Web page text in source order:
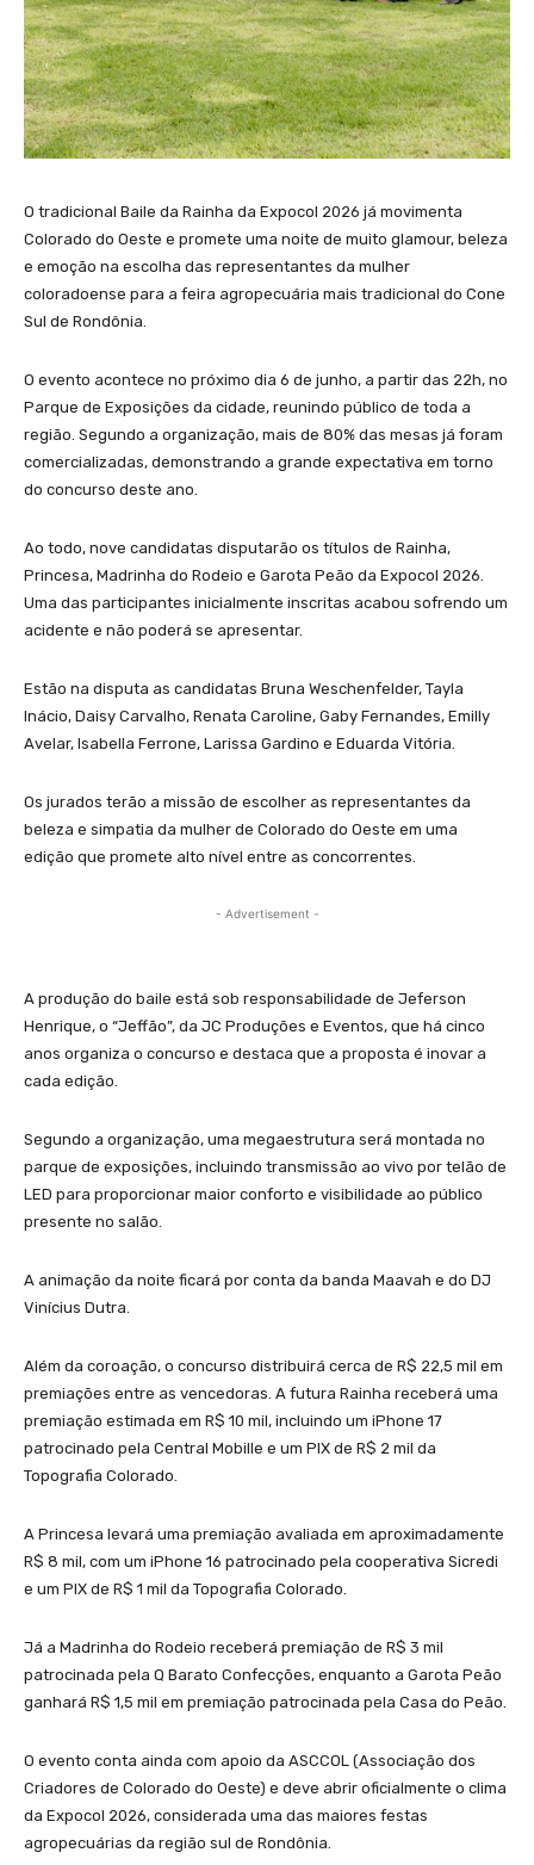
O tradicional Baile da Rainha da Expocol 2026 já movimenta
Colorado do Oeste e promete uma noite de muito glamour, beleza
e emoção na escolha das representantes da mulher
coloradoense para a feira agropecuária mais tradicional do Cone
Sul de Rondônia.
O evento acontece no próximo dia 6 de junho, a partir das 22h, no
Parque de Exposições da cidade, reunindo público de toda a
região. Segundo a organização, mais de 80% das mesas já foram
comercializadas, demonstrando a grande expectativa em torno
do concurso deste ano.
Ao todo, nove candidatas disputarão os títulos de Rainha,
Princesa, Madrinha do Rodeio e Garota Peão da Expocol 2026.
Uma das participantes inicialmente inscritas acabou sofrendo um
acidente e não poderá se apresentar.
Estão na disputa as candidatas Bruna Weschenfelder, Tayla
Inácio, Daisy Carvalho, Renata Caroline, Gaby Fernandes, Emilly
Avelar, Isabella Ferrone, Larissa Gardino e Eduarda Vitória.
Os jurados terão a missão de escolher as representantes da
beleza e simpatia da mulher de Colorado do Oeste em uma
edição que promete alto nível entre as concorrentes.
- Advertisement -
A produção do baile está sob responsabilidade de Jeferson
Henrique, o “Jeffão”, da JC Produções e Eventos, que há cinco
anos organiza o concurso e destaca que a proposta é inovar a
cada edição.
Segundo a organização, uma megaestrutura será montada no
parque de exposições, incluindo transmissão ao vivo por telão de
LED para proporcionar maior conforto e visibilidade ao público
presente no salão.
A animação da noite ficará por conta da banda Maavah e do DJ
Vinícius Dutra.
Além da coroação, o concurso distribuirá cerca de R$ 22,5 mil em
premiações entre as vencedoras. A futura Rainha receberá uma
premiação estimada em R$ 10 mil, incluindo um iPhone 17
patrocinado pela Central Mobille e um PIX de R$ 2 mil da
Topografia Colorado.
A Princesa levará uma premiação avaliada em aproximadamente
R$ 8 mil, com um iPhone 16 patrocinado pela cooperativa Sicredi
e um PIX de R$ 1 mil da Topografia Colorado.
Já a Madrinha do Rodeio receberá premiação de R$ 3 mil
patrocinada pela Q Barato Confecções, enquanto a Garota Peão
ganhará R$ 1,5 mil em premiação patrocinada pela Casa do Peão.
O evento conta ainda com apoio da ASCCOL (Associação dos
Criadores de Colorado do Oeste) e deve abrir oficialmente o clima
da Expocol 2026, considerada uma das maiores festas
agropecuárias da região sul de Rondônia.